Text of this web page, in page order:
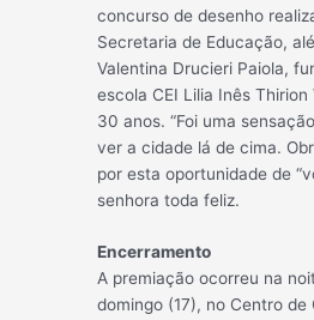
concurso de desenho
Secretaria de Educação,
Valentina Drucieri Paiola,
escola CEI Lilia Inês
30 anos. “Foi uma
ver a cidade lá de cima.
por esta oportunidade de
senhora toda feliz.
Encerramento
A premiação ocorreu na
domingo (17), no Centro